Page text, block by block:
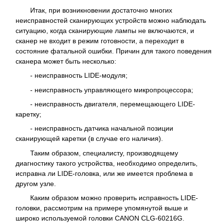
Итак, при возникновении достаточно многих
неисправностей сканирующих устройств можно наблюдать
ситуацию, когда сканирующие лампы не включаются, и
сканер не входит в режим готовности, а переходит в
состояние фатальной ошибки. Причин для такого поведения
сканера может быть несколько:
- неисправность LIDE-модуля;
- неисправность управляющего микропроцессора;
- неисправность двигателя, перемещающего LIDE-
каретку;
- неисправность датчика начальной позиции
сканирующей каретки (в случае его наличия).
Таким образом, специалисту, производящему
диагностику такого устройства, необходимо определить,
исправна ли LIDE-головка, или же имеется проблема в
другом узле.
Каким образом можно проверить исправность LIDE-
головки, рассмотрим на примере упомянутой выше и
широко используемой головки CANON CLG-60216G.